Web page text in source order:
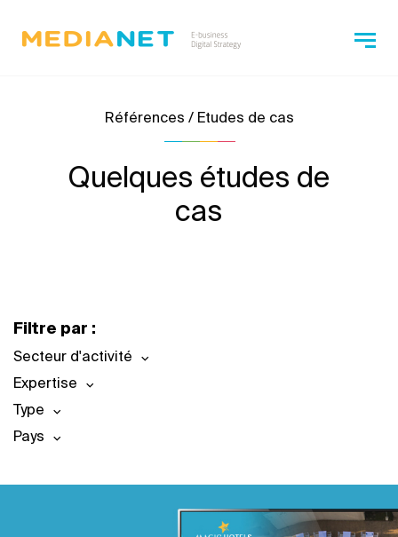
Références / Etudes de cas
Quelques études de
cas
Filtre par :
Secteur d'activité
Expertise
Type
Pays